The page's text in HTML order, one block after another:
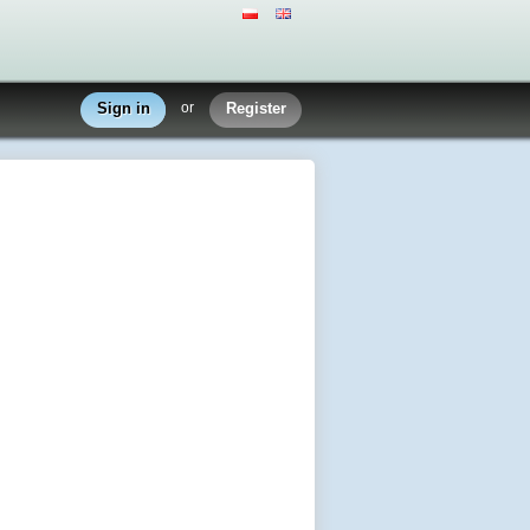
Sign in or Register